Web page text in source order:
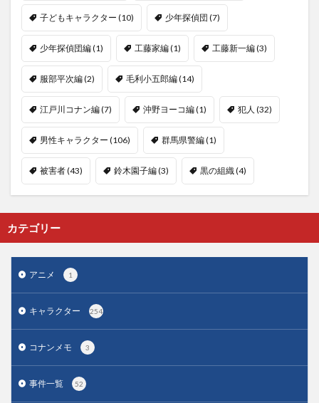
子どもキャラクター (10) 少年探偵団 (7)
少年探偵団編(1) 工藤家編(1) 工藤新一編(3)
服部平次編(2) 毛利小五郎編(14)
江戸川コナン編(7) 沖野ヨーコ編(1) 犯人 (32)
男性キャラクター (106) 群馬県警編(1)
被害者(43) 鈴木園子編(3) 黒の組織 (4)
カテゴリー
アニメ 1
キャラクター 254
コナンメモ 3
事件一覧 52